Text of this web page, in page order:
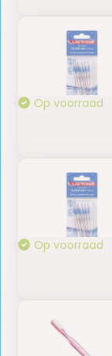
Op voorraad
Op voorraad